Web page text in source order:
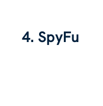
4. SpyFu